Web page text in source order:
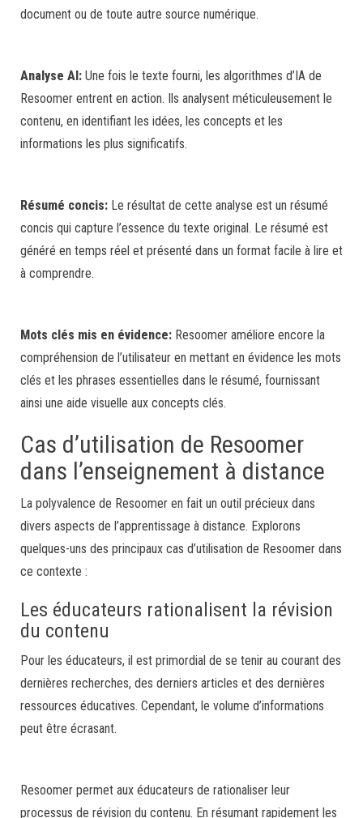
document ou de toute autre source numérique.
Analyse AI: Une fois le texte fourni, les algorithmes d’IA de
Resoomer entrent en action. Ils analysent méticuleusement le
contenu, en identifiant les idées, les concepts et les
informations les plus significatifs.
Résumé concis: Le résultat de cette analyse est un résumé
concis qui capture l’essence du texte original. Le résumé est
généré en temps réel et présenté dans un format facile à lire et
à comprendre.
Mots clés mis en évidence: Resoomer améliore encore la
compréhension de l’utilisateur en mettant en évidence les mots
clés et les phrases essentielles dans le résumé, fournissant
ainsi une aide visuelle aux concepts clés.
Cas d’utilisation de Resoomer
dans l’enseignement à distance
La polyvalence de Resoomer en fait un outil précieux dans
divers aspects de l’apprentissage à distance. Explorons
quelques-uns des principaux cas d’utilisation de Resoomer dans
ce contexte :
Les éducateurs rationalisent la révision
du contenu
Pour les éducateurs, il est primordial de se tenir au courant des
dernières recherches, des derniers articles et des dernières
ressources éducatives. Cependant, le volume d’informations
peut être écrasant.
Resoomer permet aux éducateurs de rationaliser leur
processus de révision du contenu. En résumant rapidement les